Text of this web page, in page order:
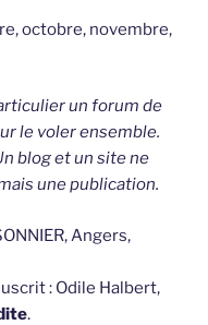
octobre, novembre,
un forum de
le voler ensemble.
blog et un site ne
une publication.
Angers,
: Odile Halbert,
.